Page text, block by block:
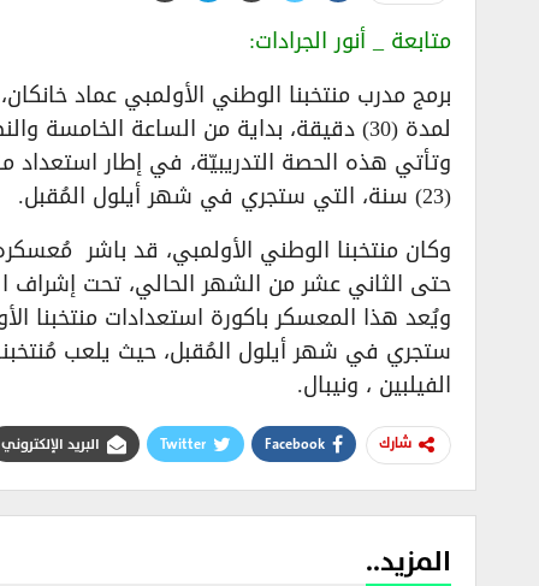
متابعة _ أنور الجرادات:
برمج مدرب منتخبنا الوطني الأولمبي عماد
لمدة (30) دقيقة، بداية من الساعة الخامسة والنصف مساءً بملعب الفيحاء الرئيسي بدمشق البلدي…
وتأتي هذه الحصة التدريبيّة، في إطار
(23) سنة، التي ستجري في شهر أيلول المُقبل.
وكان منتخبنا الوطني الأولمبي، قد باشر
حتى الثاني عشر من الشهر الحالي، تحت إشراف
ستجري في شهر أيلول المُقبل، حيث يلعب
الفيلبين ، ونيبال.
شارك Facebook
Twitter البريد الإلكتروني
المزيد..